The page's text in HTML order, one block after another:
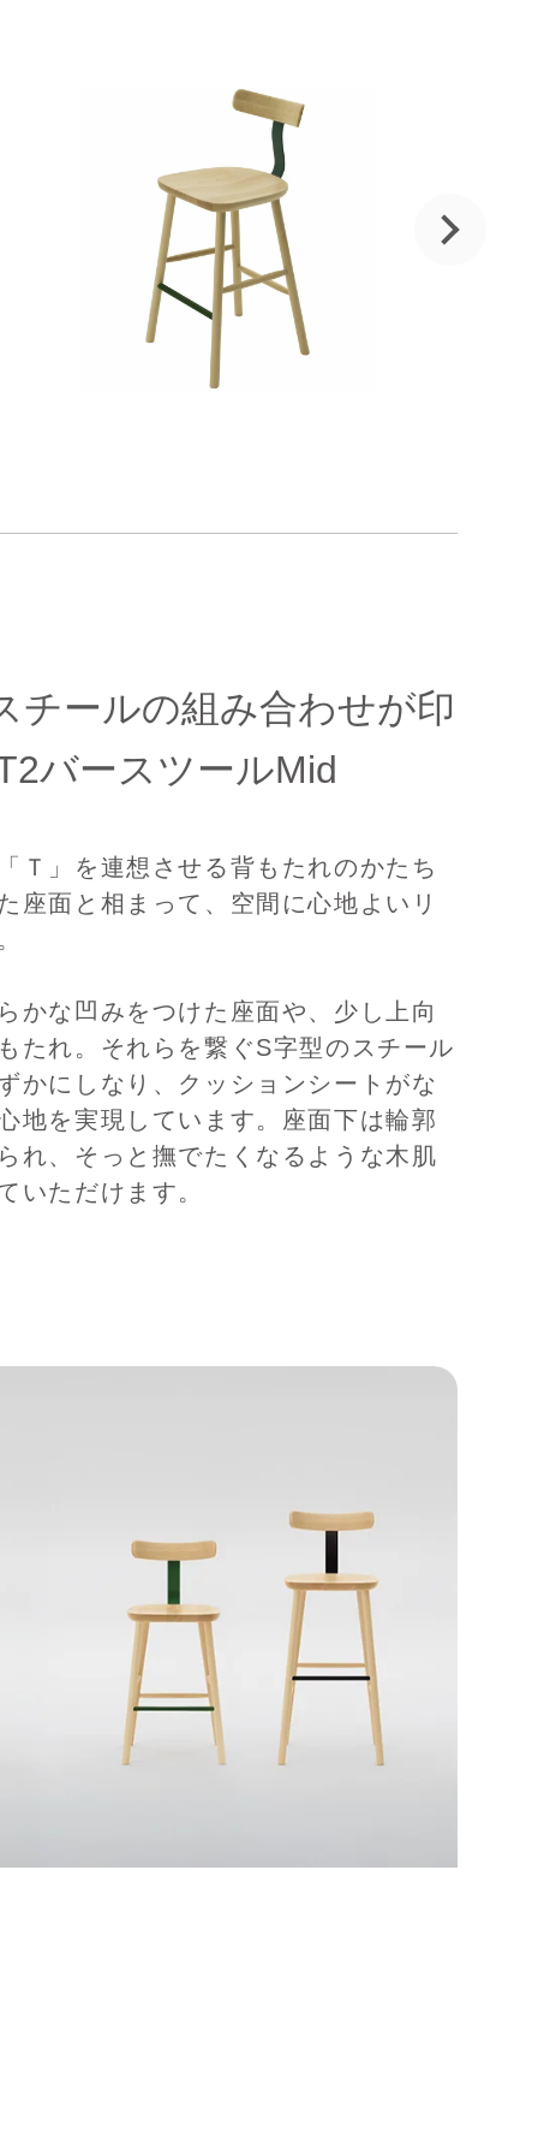
チールの組み合わせが印
バースツールMid
Ｔ」を連想させる背もたれのかたち
座面と相まって、空間に心地よいリ
かな凹みをつけた座面や、少し上向
たれ。それらを繋ぐS字型のスチール
かにしなり、クッションシートがな
地を実現しています。座面下は輪郭
れ、そっと撫でたくなるような木肌
いただけます。